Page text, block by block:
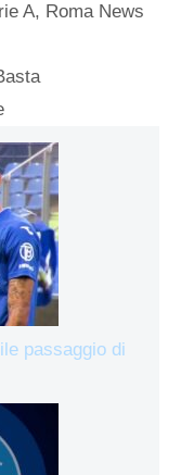
A, Roma News
passaggio di